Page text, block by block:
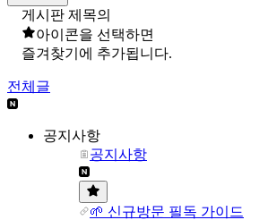
게시판 제목의
아이콘을 선택하면
즐겨찾기에 추가됩니다.
전체글
공지사항
공지사항
🌱 신규방문 필독 가이드